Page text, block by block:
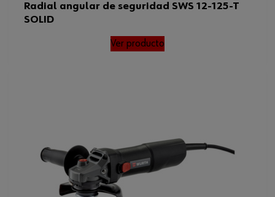
Radial angular de seguridad SWS 12-125-T
SOLID
Ver producto